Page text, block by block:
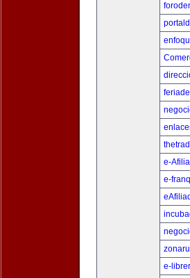
e-
e-
e-